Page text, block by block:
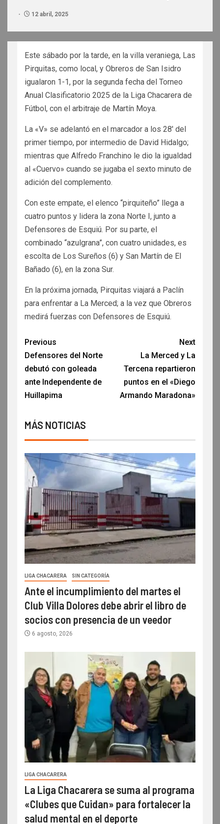
12 abril, 2025
Este sábado por la tarde, en la villa veraniega, Las
Pirquitas, como local, y Obreros de San Isidro
igualaron 1-1, por la segunda fecha del Torneo
Anual Clasificatorio 2025 de la Liga Chacarera de
Fútbol, con el arbitraje de Martín Moya.
La «V» se adelantó en el marcador a los 28′ del
primer tiempo, por intermedio de David Hidalgo;
mientras que Alfredo Franchino le dio la igualdad
al «Cuervo» cuando se jugaba el sexto minuto de
adición del complemento.
Con este empate, el elenco “pirquiteño” llega a
cuatro puntos y lidera la zona Norte I, junto a
Defensores de Esquiú. Por su parte, el
combinado “azulgrana”, con cuatro unidades, es
escolta de Los Sureños (6) y San Martín de El
Bañado (6), en la zona Sur.
En la próxima jornada, Pirquitas viajará a Paclín
para enfrentar a La Merced; a la vez que Obreros
medirá fuerzas con Defensores de Esquiú.
Previous
Defensores del Norte
debutó con goleada
ante Independente de
Huillapima
Next
La Merced y La
Tercena repartieron
puntos en el «Diego
Armando Maradona»
MÁS NOTICIAS
LIGA CHACARERA SIN CATEGORÍA
Ante el incumplimiento del martes el
Club Villa Dolores debe abrir el libro de
socios con presencia de un veedor
6 agosto, 2026
LIGA CHACARERA
La Liga Chacarera se suma al programa
«Clubes que Cuidan» para fortalecer la
salud mental en el deporte